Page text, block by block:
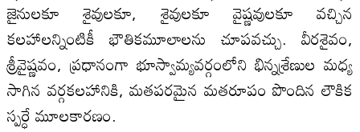
జైనులకూ శైవులకూ, శైవులకూ వైష్ణవులకూ వచ్చిన
కలహాలన్నింటికీ భౌతికమూలాలను చూపవచ్చు. వీరశైవం,
శ్రీవైష్ణవం, ప్రధానంగా భూస్వామ్యవర్గంలోని భిన్నశ్రేణుల మధ్య
సాగిన వర్గకలహానికి, మతపరమైన మతరూపం పొందిన లౌకిక
స్పర్ధే మూలకారణం.